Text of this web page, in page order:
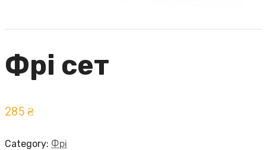
Фрі сет
285 ₴
Category: Фрі